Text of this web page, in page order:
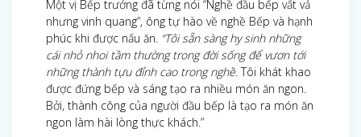
Một vị Bếp trưởng đã từng nói “Nghề đầu bếp vất vả
nhưng vinh quang”, ông tự hào về nghề Bếp và hạnh
phúc khi được nấu ăn. “Tôi sẵn sàng hy sinh những
cái nhỏ nhoi tầm thường trong đời sống để vươn tới
những thành tựu đỉnh cao trong nghề.Tôi khát khao
được đứng bếp và sáng tạo ra nhiều món ăn ngon.
Bởi, thành công của người đầu bếp là tạo ra món ăn
ngon làm hài lòng thực khách.”